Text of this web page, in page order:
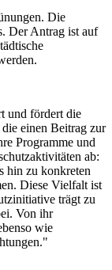
Die
Der Antrag ist auf
und fördert die
einen Beitrag zur
Programme und
ab:
hin zu konkreten
Diese Vielfalt ist
trägt zu
Von ihr
wie